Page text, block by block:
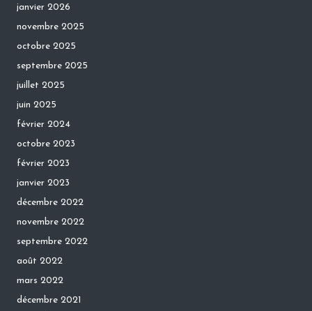
janvier 2026
novembre 2025
octobre 2025
septembre 2025
juillet 2025
juin 2025
février 2024
octobre 2023
février 2023
janvier 2023
décembre 2022
novembre 2022
septembre 2022
août 2022
mars 2022
décembre 2021